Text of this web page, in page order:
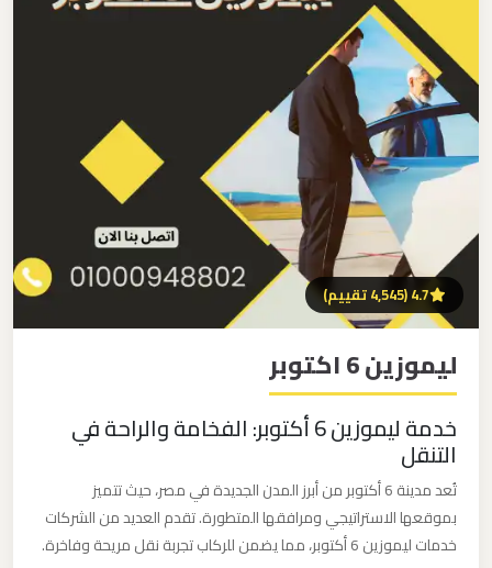
EN
4.7 (4,545 تقييم)
ليموزين 6 اكتوبر
خدمة ليموزين 6 أكتوبر: الفخامة والراحة في
التنقل
تُعد مدينة 6 أكتوبر من أبرز المدن الجديدة في مصر، حيث تتميز
بموقعها الاستراتيجي ومرافقها المتطورة. تقدم العديد من الشركات
خدمات ليموزين 6 أكتوبر، مما يضمن للركاب تجربة نقل مريحة وفاخرة.
القاهرة
مكاتب
ليموزين
الاسكندرية
مطار
القاهرة
ليموزين
ليموزين
نويبع
ليموزين